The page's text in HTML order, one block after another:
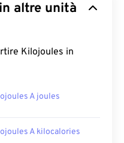
altre unità
Kilojoules in
A joules
A kilocalories